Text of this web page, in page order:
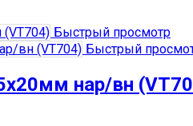
Быстрый просмотр
Быстрый
нар/вн